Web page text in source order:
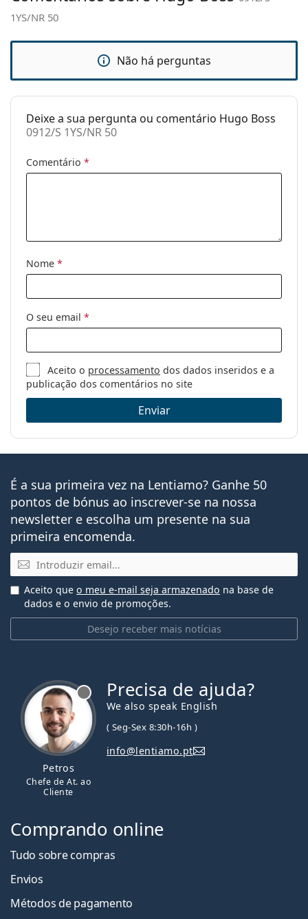
mola:
Sim
Pano de
limpeza:
Sim
Outros
Género:
Homem
Categoria:
1YS/NR 50
Não há perguntas
Deixe a sua pergunta ou comentário Hugo Boss
0912/S 1YS/NR 50
Comentário *
Nome *
O seu email *
Aceito o processamento dos dados inseridos e a
publicação dos comentários no site
Enviar
É a sua primeira vez na Lentiamo? Ganhe 50
pontos de bónus ao inscrever-se na nossa
newsletter e escolha um presente na sua
primeira encomenda.
Email
Desejo receber mais notícias
Aceito que o meu e-mail seja armazenado na base de
dados e o envio de promoções.
Petros
Chefe de At. ao
Cliente
Precisa de ajuda?
We also speak English
( Seg-Sex 8:30h-16h )
info@lentiamo.pt
Comprando online
Tudo sobre compras
Envios
Métodos de pagamento